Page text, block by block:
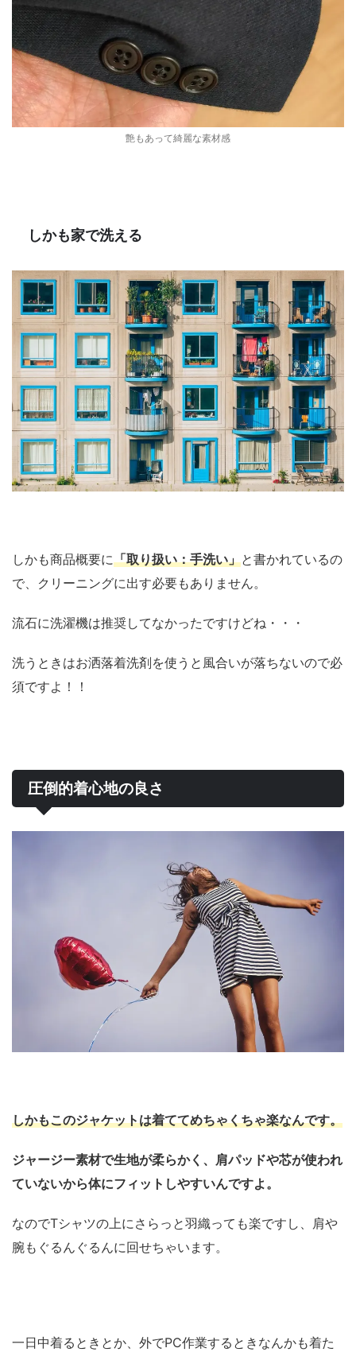
艶もあって綺麗な素材感
しかも家で洗える
しかも商品概要に「取り扱い：手洗い」と書かれているの
で、クリーニングに出す必要もありません。
流石に洗濯機は推奨してなかったですけどね・・・
洗うときはお洒落着洗剤を使うと風合いが落ちないので必
須ですよ！！
圧倒的着心地の良さ
しかもこのジャケットは着ててめちゃくちゃ楽なんです。
ジャージー素材で生地が柔らかく、肩パッドや芯が使われ
ていないから体にフィットしやすいんですよ。
なのでTシャツの上にさらっと羽織っても楽ですし、肩や
腕もぐるんぐるんに回せちゃいます。
一日中着るときとか、外でPC作業するときなんかも着た